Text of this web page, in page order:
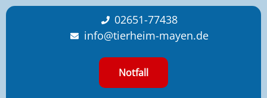
content
02651-77438
info@tierheim-mayen.de
Notfall